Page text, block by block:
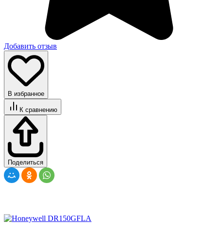
Добавить отзыв
В избранное
К сравнению
Поделиться